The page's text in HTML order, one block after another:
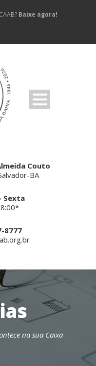
Baixe agora!
Couto
BA
Sexta
8777
na sua Caixa